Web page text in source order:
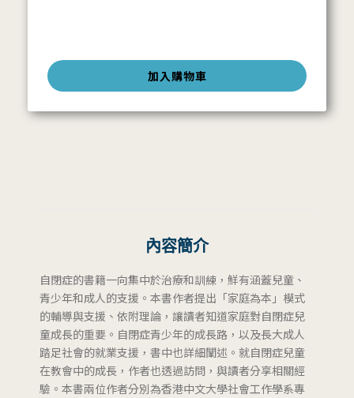
加入購物車
內容簡介
自閉症的書籍一向集中於治療和訓練，鮮有涵蓋兒童、
青少年和成人的支援。本書作者提出「家庭為本」模式
的輔導與支援、依附理論，讓讀者知道家庭對自閉症兒
童成長的重要。自閉症青少年的成長路，以及長大成人
踏足社會的就業支援，書中也詳細闡述。就自閉症兒童
在教會中的成長，作者也透過訪問，與讀者分享相關經
驗。本書兩位作者分別為香港中文大學社會工作學系專